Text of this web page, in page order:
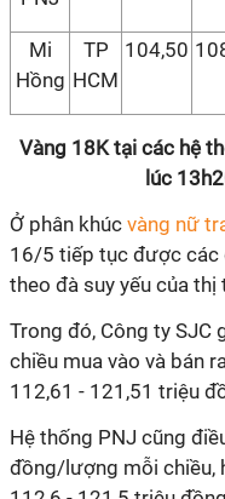
Mi
Hồng
TP
HCM
104,50
Vàng 18K tại các hệ
lúc
Ở phân khúc vàng nữ
16/5 tiếp tục được các
theo đà suy yếu của
Trong đó, Công ty
chiều mua vào và bán
112,61 - 121,51 triệu
Hệ thống PNJ cũng
đồng/lượng mỗi chiều,